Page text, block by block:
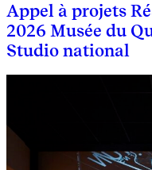
Appel à projets
2026 Musée du
Studio national